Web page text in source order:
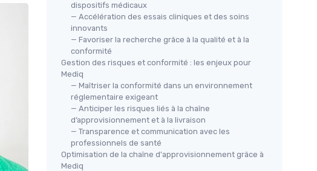
dispositifs médicaux
— Accélération des essais cliniques et des soins
innovants
— Favoriser la recherche grâce à la qualité et à la
conformité
Gestion des risques et conformité : les enjeux pour
Mediq
— Maîtriser la conformité dans un environnement
réglementaire exigeant
— Anticiper les risques liés à la chaîne
d’approvisionnement et à la livraison
— Transparence et communication avec les
professionnels de santé
Optimisation de la chaîne d'approvisionnement grâce à
Mediq